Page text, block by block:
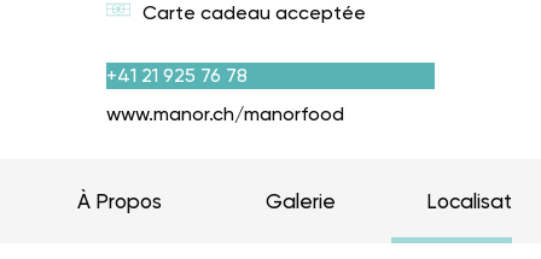
Carte cadeau acceptée
+41 21 925 76 78
www.manor.ch/manorfood
À Propos Galerie Localisation